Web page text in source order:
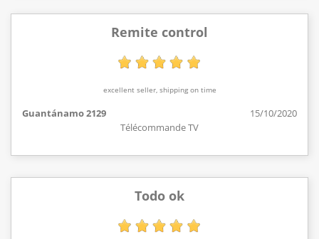
Remite control
excellent seller, shipping on time
Guantánamo 2129
15/10/2020
Télécommande TV
Todo ok